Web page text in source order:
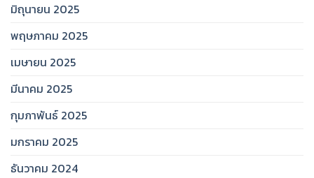
มิถุนายน 2025
พฤษภาคม 2025
เมษายน 2025
มีนาคม 2025
กุมภาพันธ์ 2025
มกราคม 2025
ธันวาคม 2024